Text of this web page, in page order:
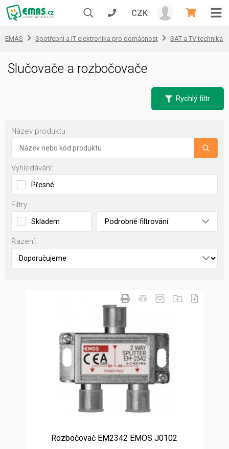
CZK
EMAS Spotřební a IT elektronika pro domácnost SAT a TV technika
Slučovače a rozbočovače
Rychlý filtr
Název produktu:
Vyhledávání:
Přesné
Filtry:
Skladem Podrobné filtrování
Řazení:
Rozbočovač EM2342 EMOS J0102